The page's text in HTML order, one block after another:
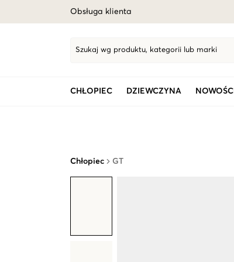
Obsługa klienta
Szukaj wg produktu, kategorii lub marki
CHŁOPIEC DZIEWCZYNA NOWOŚCI
Chłopiec GT